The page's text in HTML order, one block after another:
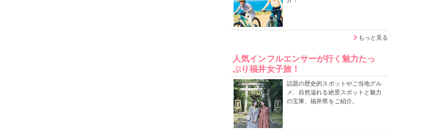
もっと見る
人気インフルエンサーが行く魅力たっ
ぷり福井女子旅！
話題の歴史的スポットやご当地グル
メ、自然溢れる絶景スポットと魅力
の宝庫、福井県をご紹介。